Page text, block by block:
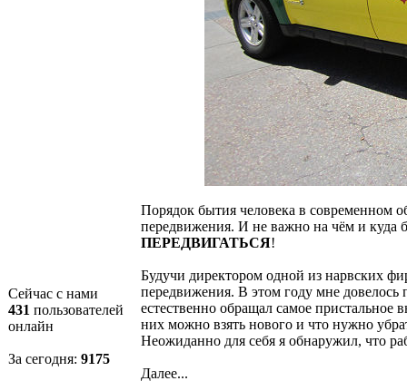
Сейчас с нами
431 пользователей
онлайн
За сегодня: 9176
Порядок бытия человека в современном
передвижения. И не важно на чём и куда
ПЕРЕДВИГАТЬСЯ!
Будучи директором одной из нарвских
передвижения. В этом году мне
естественно обращал самое пристальное
них можно взять нового и что нужно
Неожиданно для себя я обнаружил, что
Далее...